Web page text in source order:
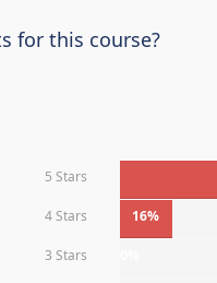
for this course?
5 Stars
4 Stars 16%
3 Stars